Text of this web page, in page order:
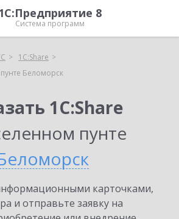
8
Система программ
1С:Share
Беломорск
1С:Share
пунте
карточками,
и отправьте заявку на